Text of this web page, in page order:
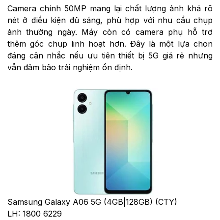
Camera chính 50MP mang lại chất lượng ảnh khá rõ
nét ở điều kiện đủ sáng, phù hợp với nhu cầu chụp
ảnh thường ngày. Máy còn có camera phụ hỗ trợ
thêm góc chụp linh hoạt hơn. Đây là một lựa chọn
đáng cân nhắc nếu ưu tiên thiết bị 5G giá rẻ nhưng
vẫn đảm bảo trải nghiệm ổn định.
Samsung Galaxy A06 5G (4GB|128GB) (CTY)
LH: 1800 6229